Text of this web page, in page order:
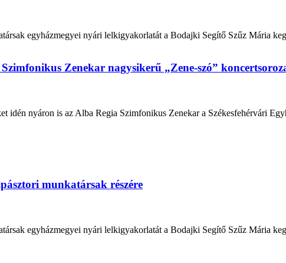
egyházmegyei nyári lelkigyakorlatát a Bodajki Segítő Szűz Mária
Zenekar nagysikerű „Zene-szó”
idén nyáron is az Alba Regia Szimfonikus Zenekar a Székesfehérvári
munkatársak részére
egyházmegyei nyári lelkigyakorlatát a Bodajki Segítő Szűz Mária